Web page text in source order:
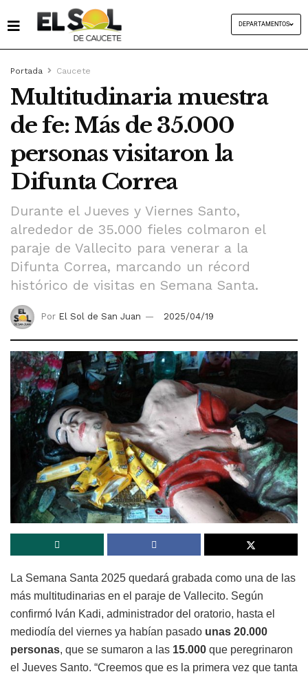
DEPARTAMENTOS
Portada Caucete
Multitudinaria muestra
de fe: Más de 35.000
personas visitaron la
Difunta Correa
Durante el Jueves y Viernes Santo,
alrededor de 35.000 fieles colmaron el
paraje de Vallecito para venerar a la
Difunta Correa, marcando un récord
histórico de visitas en Semana Santa.
Por El Sol de San Juan 2025/04/19
La Semana Santa 2025 quedará grabada como una de las
más multitudinarias en el paraje de Vallecito. Según
confirmó Iván Kadi, administrador del oratorio, hasta el
mediodía del viernes ya habían pasado unas 20.000
personas, que se sumaron a las 15.000 que peregrinaron
el Jueves Santo. “Creemos que es la primera vez que tanta